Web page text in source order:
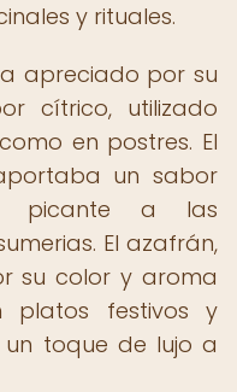
y rituales.
apreciado por su
cítrico, utilizado
en postres. El
un sabor
picante a las
El azafrán,
su color y aroma
platos festivos y
toque de lujo a